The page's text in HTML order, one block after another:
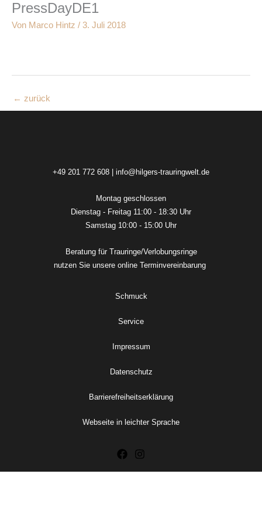
ZumPressDayDE1
Von Marco Hintz / 3. Juli 2018
← zurück
+49 201 772 608 | info@hilgers-trauringwelt.de
Montag geschlossen
Dienstag - Freitag 11:00 - 18:30 Uhr
Samstag 10:00 - 15:00 Uhr
Beratung für Trauringe/Verlobungsringe
nutzen Sie unsere online Terminvereinbarung
Schmuck
Service
Impressum
Datenschutz
Barrierefreiheitserklärung
Webseite in leichter Sprache